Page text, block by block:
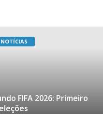
FIFA 2026: Primeiro